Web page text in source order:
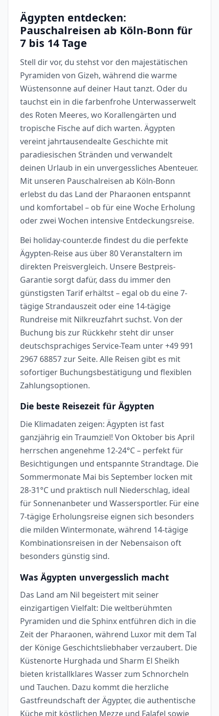
Ägypten entdecken:
Pauschalreisen ab Köln-Bonn für
7 bis 14 Tage
Stell dir vor, du stehst vor den majestätischen
Pyramiden von Gizeh, während die warme
Wüstensonne auf deiner Haut tanzt. Oder du
tauchst ein in die farbenfrohe Unterwasserwelt
des Roten Meeres, wo Korallengärten und
tropische Fische auf dich warten. Ägypten
vereint jahrtausendealte Geschichte mit
paradiesischen Stränden und verwandelt
deinen Urlaub in ein unvergessliches Abenteuer.
Mit unseren Pauschalreisen ab Köln-Bonn
erlebst du das Land der Pharaonen entspannt
und komfortabel – ob für eine Woche Erholung
oder zwei Wochen intensive Entdeckungsreise.
Bei holiday-counter.de findest du die perfekte
Ägypten-Reise aus über 80 Veranstaltern im
direkten Preisvergleich. Unsere Bestpreis-
Garantie sorgt dafür, dass du immer den
günstigsten Tarif erhältst – egal ob du eine 7-
tägige Strandauszeit oder eine 14-tägige
Rundreise mit Nilkreuzfahrt suchst. Von der
Buchung bis zur Rückkehr steht dir unser
deutschsprachiges Service-Team unter +49 991
2967 68857 zur Seite. Alle Reisen gibt es mit
sofortiger Buchungsbestätigung und flexiblen
Zahlungsoptionen.
Die beste Reisezeit für Ägypten
Die Klimadaten zeigen: Ägypten ist fast
ganzjährig ein Traumziel! Von Oktober bis April
herrschen angenehme 12-24°C – perfekt für
Besichtigungen und entspannte Strandtage. Die
Sommermonate Mai bis September locken mit
28-31°C und praktisch null Niederschlag, ideal
für Sonnenanbeter und Wassersportler. Für eine
7-tägige Erholungsreise eignen sich besonders
die milden Wintermonate, während 14-tägige
Kombinationsreisen in der Nebensaison oft
besonders günstig sind.
Was Ägypten unvergesslich macht
Das Land am Nil begeistert mit seiner
einzigartigen Vielfalt: Die weltberühmten
Pyramiden und die Sphinx entführen dich in die
Zeit der Pharaonen, während Luxor mit dem Tal
der Könige Geschichtsliebhaber verzaubert. Die
Küstenorte Hurghada und Sharm El Sheikh
bieten kristallklares Wasser zum Schnorcheln
und Tauchen. Dazu kommt die herzliche
Gastfreundschaft der Ägypter, die authentische
Küche mit köstlichen Mezze und Falafel sowie